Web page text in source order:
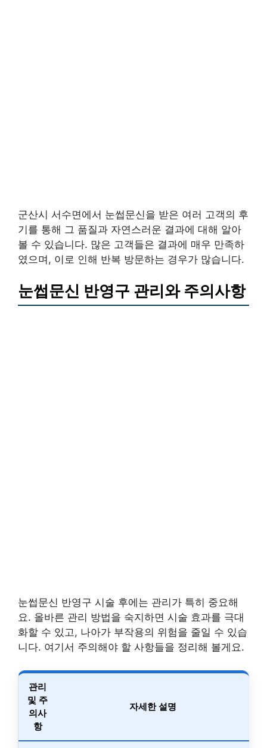
군산시 서수면에서 눈썹문신을 받은 여러 고객의 후
기를 통해 그 품질과 자연스러운 결과에 대해 알아
볼 수 있습니다. 많은 고객들은 결과에 매우 만족하
였으며, 이로 인해 반복 방문하는 경우가 많습니다.
눈썹문신 반영구 관리와 주의사항
눈썹문신 반영구 시술 후에는 관리가 특히 중요해
요. 올바른 관리 방법을 숙지하면 시술 효과를 극대
화할 수 있고, 나아가 부작용의 위험을 줄일 수 있습
니다. 여기서 주의해야 할 사항들을 정리해 볼게요.
관리
및 주
의사
항
자세한 설명